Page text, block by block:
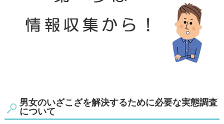
男女のいざこざを解決するために必要な実態調査
について